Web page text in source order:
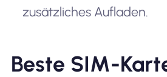
zusätzliches Aufladen.
Beste SIM-